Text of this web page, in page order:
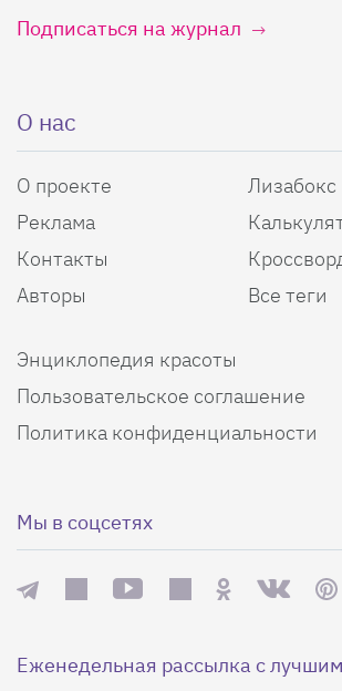
Подписаться на журнал
О нас
О проекте
Реклама
Контакты
Авторы
Лизабокс
Все теги
Энциклопедия красоты
Пользовательское соглашение
Политика конфиденциальности
Мы в соцсетях
Еженедельная рассылка с